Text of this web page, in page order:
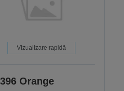
Vizualizare rapidă
Orange